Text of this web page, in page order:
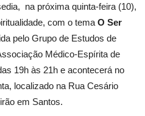
na próxima quinta-feira (10),
com o tema O Ser
pelo Grupo de Estudos de
Médico-Espírita de
19h às 21h e acontecerá no
localizado na Rua Cesário
em Santos.